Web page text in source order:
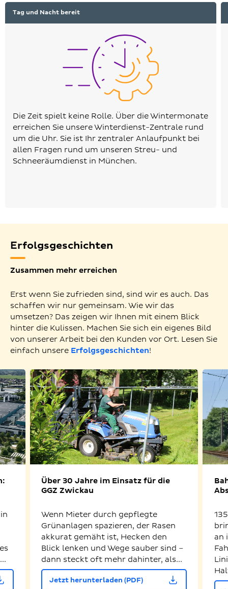
Tag und Nacht bereit
Die Zeit spielt keine Rolle. Über die Wintermonate
erreichen Sie unsere Winterdienst-Zentrale rund
um die Uhr. Sie ist Ihr zentraler Anlaufpunkt bei
allen Fragen rund um unseren Streu- und
Schneeräumdienst in München.
Erfolgsgeschichten
Zusammen mehr erreichen
Erst wenn Sie zufrieden sind, sind wir es auch. Das
schaffen wir nur gemeinsam. Wie wir das
umsetzen? Das zeigen wir Ihnen mit einem Blick
hinter die Kulissen. Machen Sie sich ein eigenes Bild
von unserer Arbeit bei den Kunden vor Ort. Lesen Sie
einfach unsere Erfolgsgeschichten!
Über 30 Jahre im Einsatz für die
GGZ Zwickau
Wenn Mieter durch gepflegte
Grünanlagen spazieren, der Rasen
akkurat gemäht ist, Hecken den
Blick lenken und Wege sauber sind –
dann steckt oft mehr dahinter, als...
Jetzt herunterladen (PDF)
an